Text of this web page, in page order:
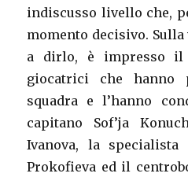
indiscusso livello che,
momento decisivo.
a dirlo, è impresso il
giocatrici che hanno
squadra e l’hanno
capitano Sof’ja
Ivanova, la
Prokofieva ed il